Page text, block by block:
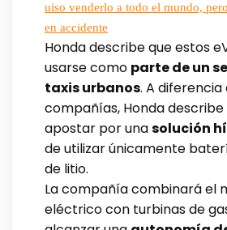
uiso venderlo a todo el mundo,
en accidente
Honda describe que estos
usarse como parte de un
taxis urbanos. A
compañías, Honda
apostar por unasolución
de utilizar únicamente
de litio.
La compañía combinará el
eléctrico con turbinas de